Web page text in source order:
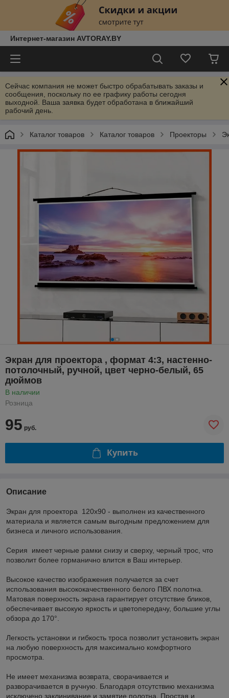
Интернет-магазин AVTORAY.BY
Сейчас компания не может быстро обрабатывать заказы и
сообщения, поскольку по ее графику работы сегодня
выходной. Ваша заявка будет обработана в ближайший
рабочий день.
Каталог товаров Каталог товаров Проекторы
Экран для проектора , формат 4:3, настенно-
потолочный, ручной, цвет черно-белый, 65
дюймов
В наличии
Розница
95 руб.
Купить
Описание
Экран для проектора 120x90 - выполнен из качественного
материала и является самым выгодным предложением для
бизнеса и личного использования.
Серия имеет черные рамки снизу и сверху, черный трос, что
позволит более горманично влится в Ваш интерьер.
Высокое качество изображения получается за счет
использования высококачественного белого ПВХ полотна.
Матовая поверхность экрана гарантирует отсутствие бликов,
обеспечивает высокую яркость и цветопередачу, большие углы
обзора до 170°.
Легкость установки и гибкость троса позволит установить экран
на любую поверхность для максимально комфортного
просмотра.
Не имеет механизма возврата, сворачивается и
разворачивается в ручную. Благодаря отсутствию механизма
исключено заклинивание и замятие полотна. Простая и